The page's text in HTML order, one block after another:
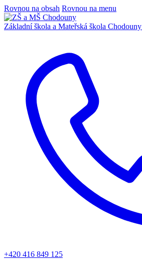
Rovnou na obsah Rovnou na menu
Základní škola a Mateřská škola Chodouny
+420 416 849 125